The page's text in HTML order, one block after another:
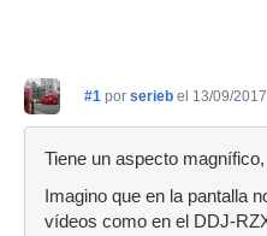
#1 por serieb el 13/09/2017
Tiene un aspecto
Imagino que en la pantalla
vídeos como en el DDJ-